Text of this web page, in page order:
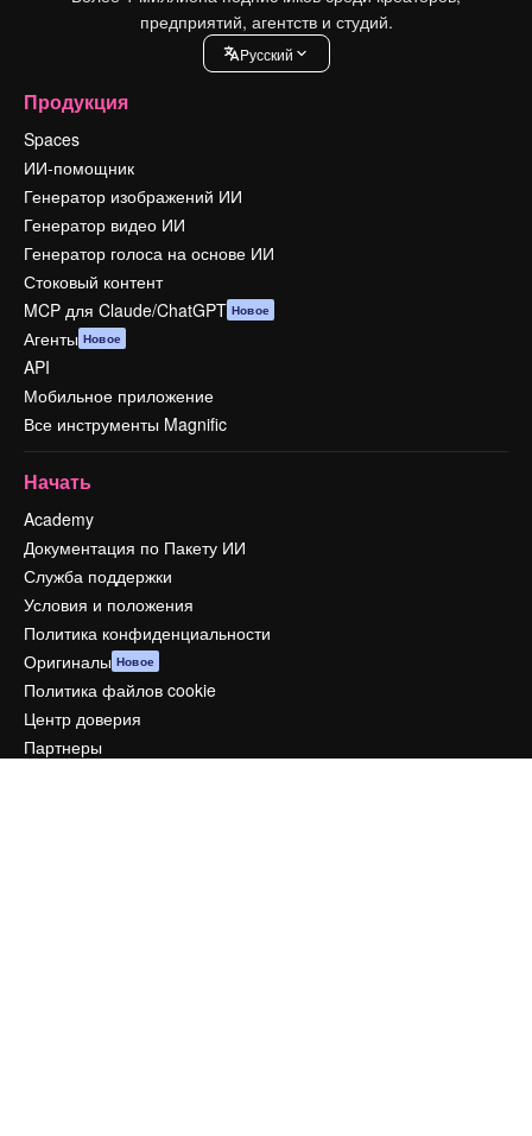
предприятий, агентств и студий.
Pусский
Продукция
Spaces
ИИ-помощник
Генератор изображений ИИ
Генератор видео ИИ
Генератор голоса на основе ИИ
Стоковый контент
MCP для Claude/ChatGPT Новое
Агенты Новое
API
Мобильное приложение
Все инструменты Magnific
Начать
Academy
Документация по Пакету ИИ
Служба поддержки
Условия и положения
Политика конфиденциальности
Оригиналы Новое
Политика файлов cookie
Центр доверия
Партнеры